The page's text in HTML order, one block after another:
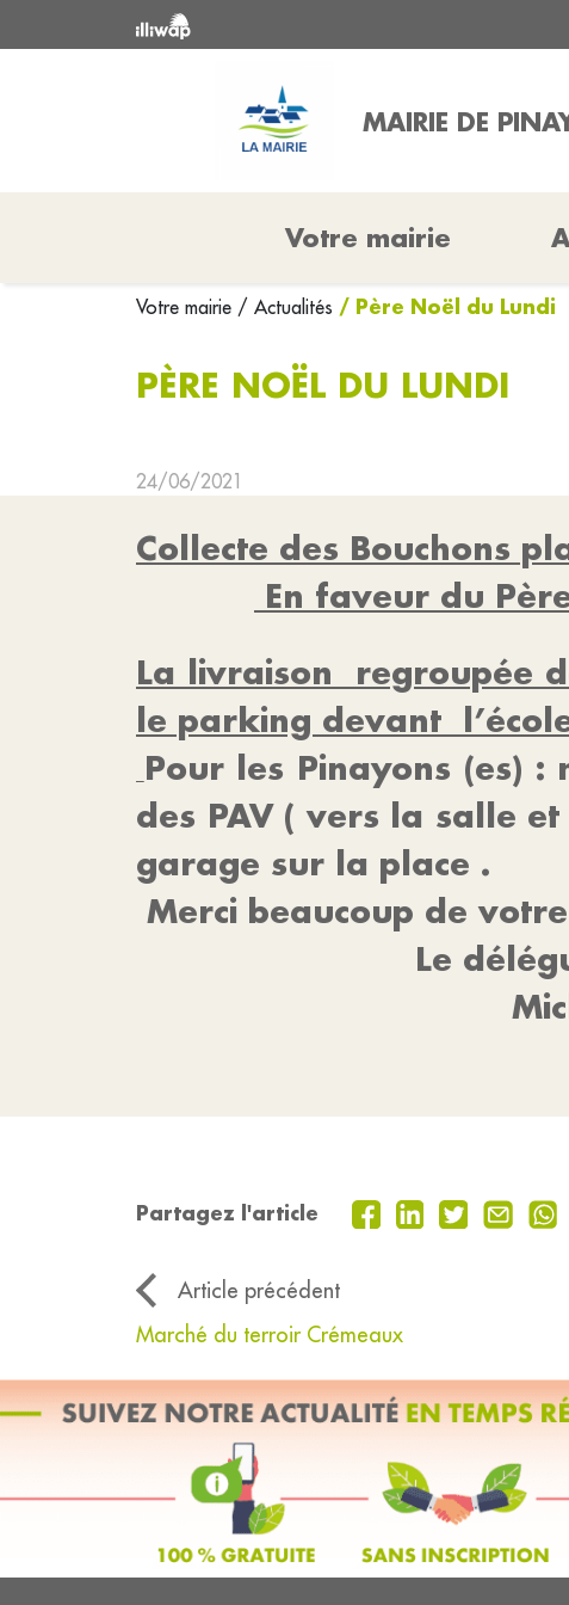
MAIRIE DE
Votre mairie
Votre mairie / Actualités / Père Noël du Lundi
PÈRE NOËL DU LUNDI
24/06/2021
Collecte des Bouchons
En faveur du
La livraison regroupée
le parking devant
Pour les Pinayons (es)
des PAV ( vers la salle
garage sur la place .
Merci beaucoup de
Le délégué de
Michel
Partagez l'article
Article précédent
Marché du terroir Crémeaux